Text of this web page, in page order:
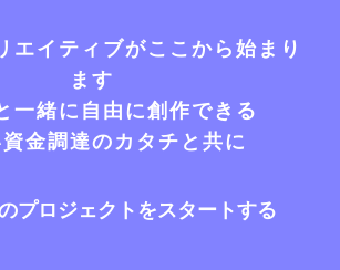
エイティブがここから始まり
ます
一緒に自由に創作できる
金調達のカタチと共に
プロジェクトをスタートする